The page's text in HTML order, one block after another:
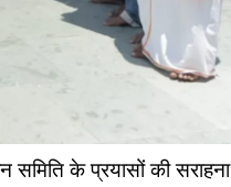
के प्रयासों की सराहना